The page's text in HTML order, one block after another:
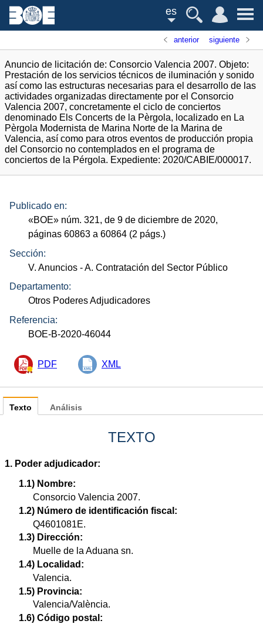
es
anterior siguiente
Anuncio de licitación de: Consorcio Valencia 2007. Objeto:
Prestación de los servicios técnicos de iluminación y sonido
así como las estructuras necesarias para el desarrollo de las
actividades organizadas directamente por el Consorcio
Valencia 2007, concretamente el ciclo de conciertos
denominado Els Concerts de la Pèrgola, localizado en La
Pèrgola Modernista de Marina Norte de la Marina de
Valencia, así como para otros eventos de producción propia
del Consorcio no contemplados en el programa de
conciertos de la Pérgola. Expediente: 2020/CABIE/000017.
Publicado en:
«BOE» núm. 321, de 9 de diciembre de 2020,
páginas 60863 a 60864 (2 págs.)
Sección:
V. Anuncios - A. Contratación del Sector Público
Departamento:
Otros Poderes Adjudicadores
Referencia:
BOE-B-2020-46044
PDF XML
Texto
TEXTO
1. Poder adjudicador:
1.1) Nombre:
Consorcio Valencia 2007.
1.2) Número de identificación fiscal:
Q4601081E.
1.3) Dirección:
Muelle de la Aduana sn.
1.4) Localidad:
Valencia.
1.5) Provincia:
Valencia/València.
1.6) Código postal:
Análisis